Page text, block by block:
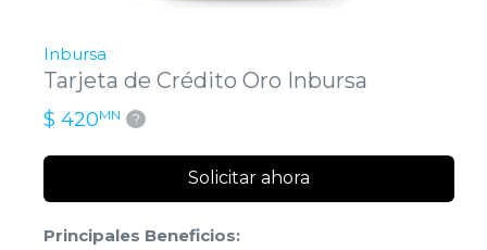
Inbursa
Tarjeta de Crédito Oro Inbursa
$ 420MN ?
Solicitar ahora
Principales Beneficios: